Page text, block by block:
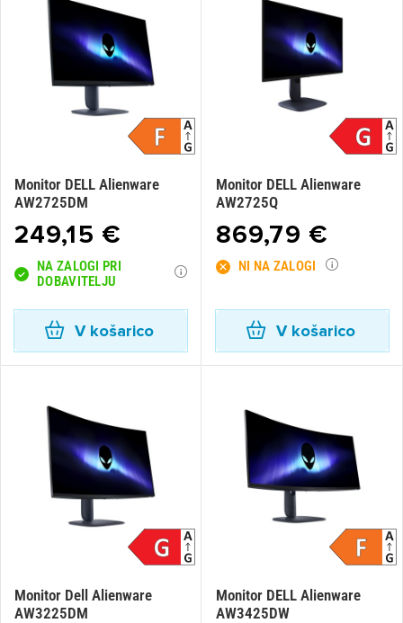
Monitor DELL Alienware
AW2725DM
249,15 €
NA ZALOGI PRI
DOBAVITELJU
V košarico
Monitor DELL Alienware
AW2725Q
869,79 €
NI NA ZALOGI
V košarico
Monitor Dell Alienware
AW3225DM
Monitor DELL Alienware
AW3425DW